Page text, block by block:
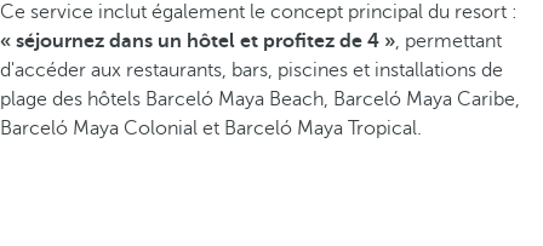
Ce service inclut également le concept principal du resort :
« séjournez dans un hôtel et profitez de 4 », permettant
d'accéder aux restaurants, bars, piscines et installations de
plage des hôtels Barceló Maya Beach, Barceló Maya Caribe,
Barceló Maya Colonial et Barceló Maya Tropical.